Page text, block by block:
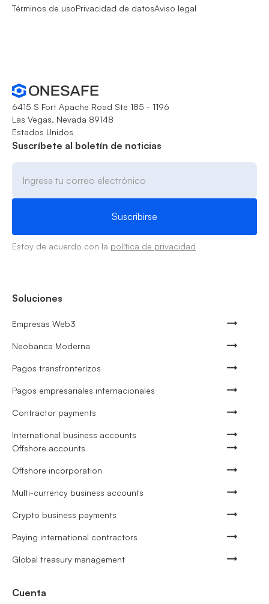
Términos de usoPrivacidad de datosAviso legal
6415 S Fort Apache Road Ste 185 - 1196
Las Vegas, Nevada 89148
Estados Unidos
Suscríbete al boletín de noticias
Estoy de acuerdo con la política de privacidad
Soluciones
Empresas Web3
Neobanca Moderna
Pagos transfronterizos
Pagos empresariales internacionales
Contractor payments
International business accounts
Offshore accounts
Offshore incorporation
Multi-currency business accounts
Crypto business payments
Paying international contractors
Global treasury management
Cuenta